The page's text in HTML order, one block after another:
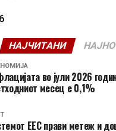
НАЈЧИТАНИ
во јули 2026
месец е 0,1%
ЕЕС прави метеж и